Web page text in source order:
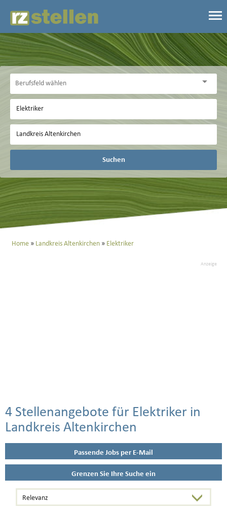
Suchen
Home Landkreis Altenkirchen Elektriker
Anzeige
4 Stellenangebote für Elektriker in
Landkreis Altenkirchen
Passende Jobs per E-Mail
Grenzen Sie Ihre Suche ein